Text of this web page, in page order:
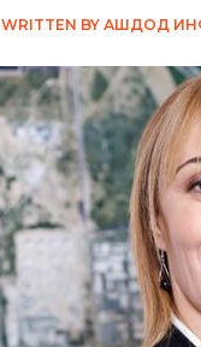
WRITTEN BY АШДОД